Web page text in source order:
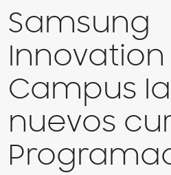
Samsung
Innovation
Campus
nuevos